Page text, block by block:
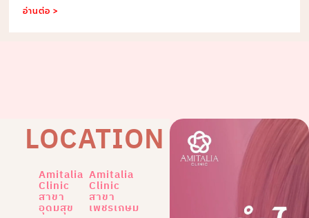
อ่านต่อ >
LOCATION
Amitalia
Clinic
สาขา
อุดมสุข
Amitalia
Clinic
สาขา
เพชรเกษม